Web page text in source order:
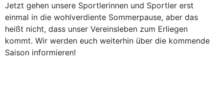
Jetzt gehen unsere Sportlerinnen und Sportler erst
einmal in die wohlverdiente Sommerpause, aber das
heißt nicht, dass unser Vereinsleben zum Erliegen
kommt. Wir werden euch weiterhin über die kommende
Saison informieren!